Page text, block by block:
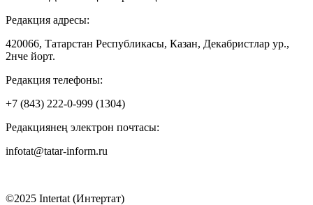
Редакция адресы:
420066, Татарстан Республикасы, Казан, Декабристлар ур.,
2нче йорт.
Редакция телефоны:
+7 (843) 222-0-999 (1304)
Редакциянең электрон почтасы:
infotat@tatar-inform.ru
©2025 Intertat (Интертат)